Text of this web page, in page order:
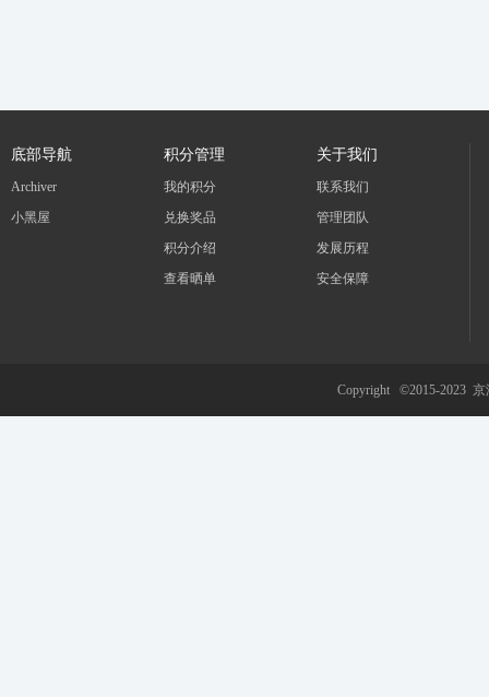
底部导航
Archiver
小黑屋
积分管理
我的积分
兑换奖品
积分介绍
查看晒单
关于我们
联系我们
管理团队
发展历程
安全保障
Copyright ©2015-2023 京